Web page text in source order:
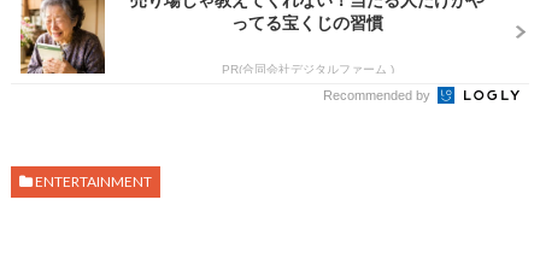
ってる宝くじの習慣
PR(合同会社デジタルファーム )
Recommended by
ENTERTAINMENT